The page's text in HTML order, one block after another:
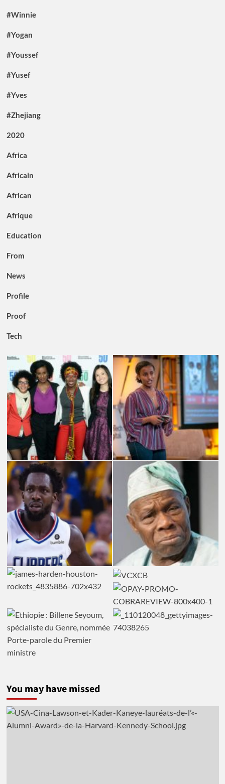
#Winnie
#Yogan
#Youssef
#Yusef
#Yves
#Zhejiang
2020
Africa
Africain
African
Afrique
Education
From
News
Profile
Proof
Tech
You may have missed